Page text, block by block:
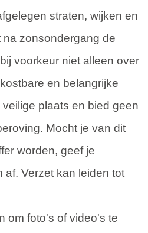
straten, wijken en
na zonsondergang de
voorkeur niet alleen over
en belangrijke
plaats en bied geen
Mocht je van dit
worden, geef je
af. Verzet kan leiden tot
om foto's of video's te